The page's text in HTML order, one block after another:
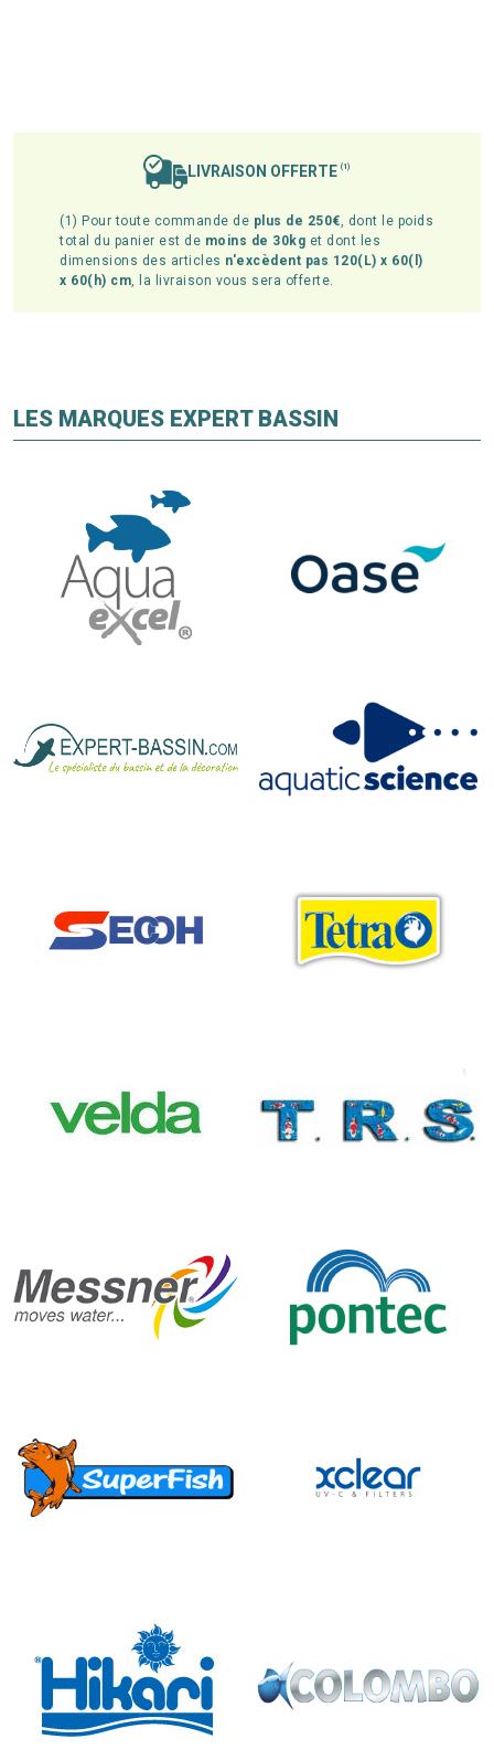
LIVRAISON OFFERTE (1)
(1) Pour toute commande de plus de 250€, dont le poids
total du panier est de moins de 30kg et dont les
dimensions des articles n'excèdent pas 120(L) x 60(l)
x 60(h) cm, la livraison vous sera offerte.
LES MARQUES EXPERT BASSIN